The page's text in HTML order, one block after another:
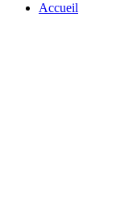
Accueil